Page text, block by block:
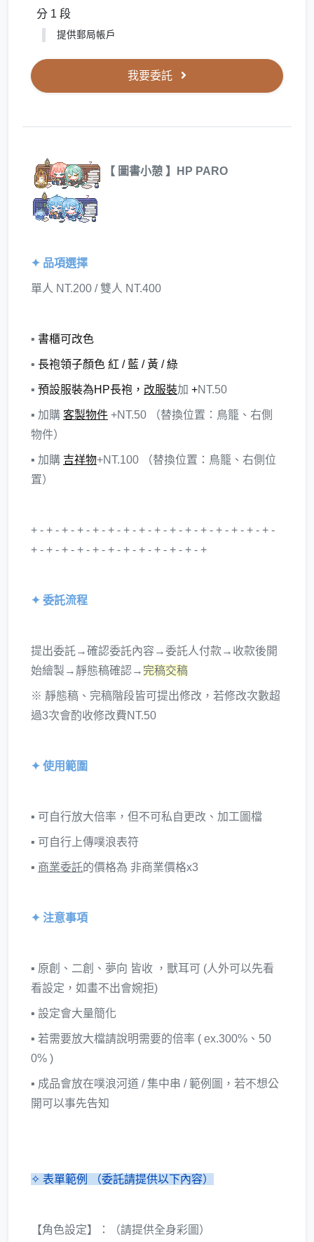
分 1 段
提供郵局帳戶
我要委託
【 圖書小憩 】HP PARO
✦ 品項選擇
單人 NT.200 / 雙人 NT.400
▪ 書櫃可改色
▪ 長袍領子顏色 紅 / 藍 / 黃 / 綠
▪ 預設服裝為HP長袍， 改服裝加 +NT.50
▪ 加購 客製物件 +NT.50 （替換位置：鳥籠、右側
物件）
▪ 加購 吉祥物+NT.100 （替換位置：鳥籠、右側位
置）
+ - + - + - + - + - + - + - + - + - + - + - + - + - + - + - + -
+ - + - + - + - + - + - + - + - + - + - + - +
✦ 委託流程
提出委託→確認委託內容→委託人付款→收款後開
始繪製→靜態稿確認→ 完稿交稿
※ 靜態稿、完稿階段皆可提出修改，若修改次數超
過3次會酌收修改費NT.50
✦ 使用範圍
▪ 可自行放大倍率，但不可私自更改、加工圖檔
▪ 可自行上傳噗浪表符
▪ 商業委託的價格為 非商業價格x3
✦ 注意事項
▪ 原創、二創、夢向 皆收 ，獸耳可 (人外可以先看
看設定，如畫不出會婉拒)
▪ 設定會大量簡化
▪ 若需要放大檔請說明需要的倍率 ( ex.300%、50
0% )
▪ 成品會放在噗浪河道 / 集中串 / 範例圖，若不想公
開可以事先告知
✧ 表單範例 （委託請提供以下內容）
【角色設定】：（請提供全身彩圖）